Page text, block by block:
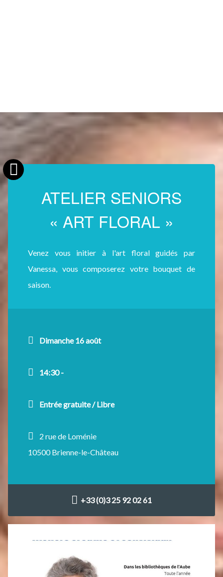
ATELIER SENIORS
« ART FLORAL »
Venez vous initier à l'art floral guidés par
Vanessa, vous composerez votre bouquet de
saison.
Dimanche 16 août
14:30 -
Entrée gratuite / Libre
2 rue de Loménie
10500 Brienne-le-Château
+33 (0)3 25 92 02 61